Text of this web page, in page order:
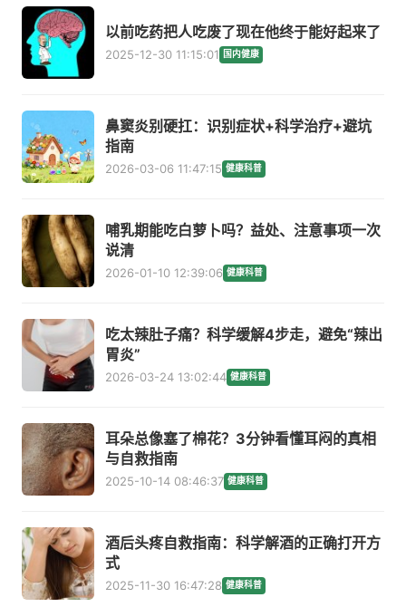
以前吃药把人吃废了现在他终于能好起来了
2025-12-30 11:15:01 国内健康
鼻窦炎别硬扛：识别症状+科学治疗+避坑
指南
2026-03-06 11:47:15 健康科普
哺乳期能吃白萝卜吗？益处、注意事项一次
说清
2026-01-10 12:39:06 健康科普
吃太辣肚子痛？科学缓解4步走，避免“辣出
胃炎”
2026-03-24 13:02:44 健康科普
耳朵总像塞了棉花？3分钟看懂耳闷的真相
与自救指南
2025-10-14 08:46:37 健康科普
酒后头疼自救指南：科学解酒的正确打开方
式
2025-11-30 16:47:28 健康科普